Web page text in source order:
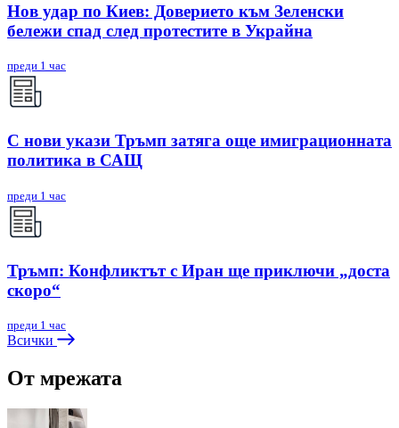
Нов удар по Киев: Доверието към Зеленски
бележи спад след протестите в Украйна
преди 1 час
С нови укази Тръмп затяга още имиграционната
политика в САЩ
преди 1 час
Тръмп: Конфликтът с Иран ще приключи „доста
скоро“
преди 1 час
Всички
От мрежата